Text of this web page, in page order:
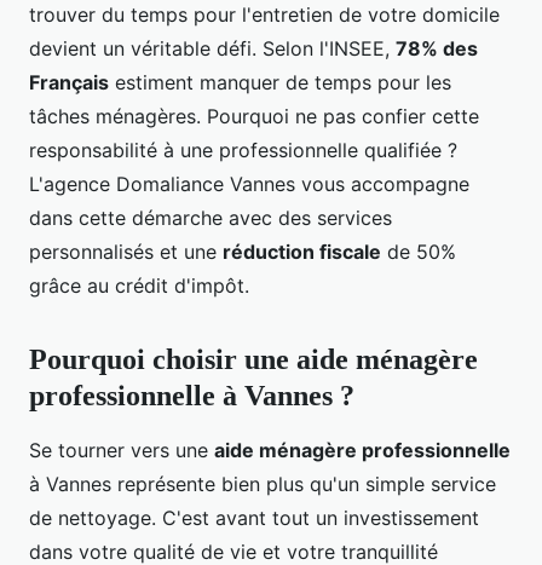
trouver du temps pour l'entretien de votre domicile
devient un véritable défi. Selon l'INSEE, 78% des
Français estiment manquer de temps pour les
tâches ménagères. Pourquoi ne pas confier cette
responsabilité à une professionnelle qualifiée ?
L'agence Domaliance Vannes vous accompagne
dans cette démarche avec des services
personnalisés et une réduction fiscale de 50%
grâce au crédit d'impôt.
Pourquoi choisir une aide ménagère
professionnelle à Vannes ?
Se tourner vers une aide ménagère professionnelle
à Vannes représente bien plus qu'un simple service
de nettoyage. C'est avant tout un investissement
dans votre qualité de vie et votre tranquillité